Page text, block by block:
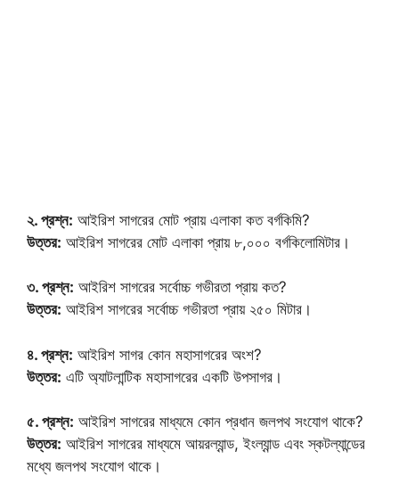
২. প্রশ্ন: আইরিশ সাগরের মোট প্রায় এলাকা কত বর্গকিমি?
উত্তর: আইরিশ সাগরের মোট এলাকা প্রায় ৮,০০০ বর্গকিলোমিটার।
৩. প্রশ্ন: আইরিশ সাগরের সর্বোচ্চ গভীরতা প্রায় কত?
উত্তর: আইরিশ সাগরের সর্বোচ্চ গভীরতা প্রায় ২৫০ মিটার।
৪. প্রশ্ন: আইরিশ সাগর কোন মহাসাগরের অংশ?
উত্তর: এটি অ্যাটলান্টিক মহাসাগরের একটি উপসাগর।
৫. প্রশ্ন: আইরিশ সাগরের মাধ্যমে কোন প্রধান জলপথ সংযোগ থাকে?
উত্তর: আইরিশ সাগরের মাধ্যমে আয়রল্যান্ড, ইংল্যান্ড এবং স্কটল্যান্ডের
মধ্যে জলপথ সংযোগ থাকে।